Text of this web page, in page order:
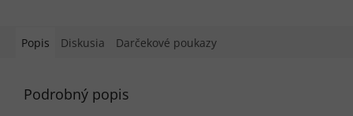
Popis Diskusia Darčekové poukazy
Podrobný popis